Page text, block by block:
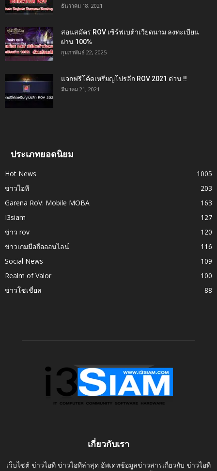
ธันวาคม 18, 2021
สอนสมัคร ROV เซิร์ฟเบต้าเวียดนาม ลงทะเบียน
ผ่าน 100%
กุมภาพันธ์ 22, 2025
แจกฟรีโค้ดเหรียญโปรลีก ROV 2021 ด่วน !!
มีนาคม 21, 2021
ประเภทยอดนิยม
Hot News
1005
ข่าวไอที
203
Garena RoV: Mobile MOBA
163
I3siam
127
ข่าว rov
120
ข่าวเกมมือถือออนไลน์
116
Social News
109
Realm of Valor
100
ข่าวโซเชี่ยล
88
เกี่ยวกับเรา
เว็บไซต์ ข่าวไอที ข่าวไอทีล่าสุด อัพเดทข้อมูลข่าวสารเกี่ยวกับ ข่าวไอที